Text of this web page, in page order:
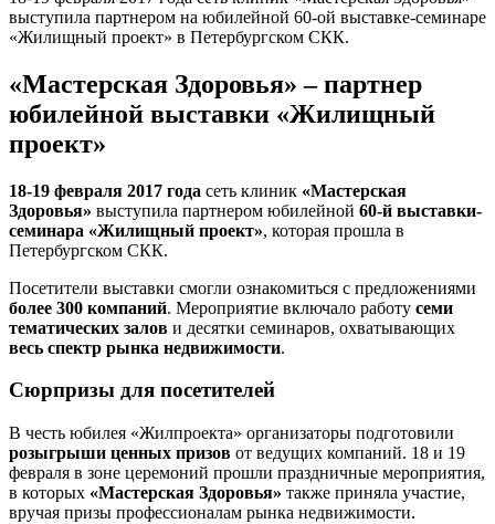
выступила партнером на юбилейной 60-ой выставке-семинаре
«Жилищный проект» в Петербургском СКК.
«Мастерская Здоровья» – партнер
юбилейной выставки «Жилищный
проект»
18-19 февраля 2017 года сеть клиник «Мастерская
Здоровья» выступила партнером юбилейной 60-й выставки-
семинара «Жилищный проект», которая прошла в
Петербургском СКК.
Посетители выставки смогли ознакомиться с предложениями
более 300 компаний. Мероприятие включало работу семи
тематических залов и десятки семинаров, охватывающих
весь спектр рынка недвижимости.
Сюрпризы для посетителей
В честь юбилея «Жилпроекта» организаторы подготовили
розыгрыши ценных призов от ведущих компаний. 18 и 19
февраля в зоне церемоний прошли праздничные мероприятия,
в которых «Мастерская Здоровья» также приняла участие,
вручая призы профессионалам рынка недвижимости.